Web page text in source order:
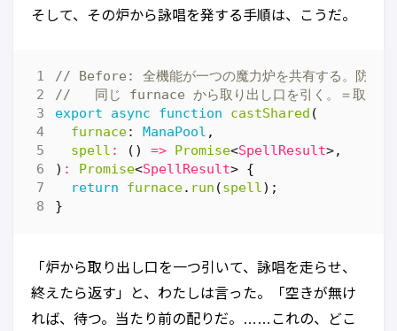
そして、その炉から詠唱を発する手順は、こうだ。
export async function castShared (
furnace: ManaPool ,
spell : () => Promise<SpellResult>,
) : Promise<SpellResult> {
return
furnace. run (spell);
}
「炉から取り出し口を一つ引いて、詠唱を走らせ、
終えたら返す」と、わたしは言った。「空きが無け
れば、待つ。当たり前の配りだ。……これの、どこ